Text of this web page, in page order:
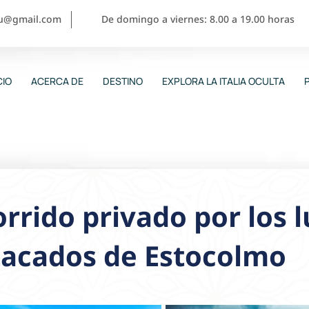
De domingo a viernes: 8.00 a 19.00 horas
ACERCA DE DESTINO EXPLORA LA ITALIA OCULTA
privado por los
de Estocolmo